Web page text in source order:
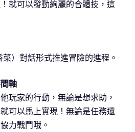
就可以發動絢麗的合體技，這
）對話形式推進冒險的進程。
軸
玩家的行動，無論是想求助，
可以馬上實現！無論是任務還
力戰鬥哦。